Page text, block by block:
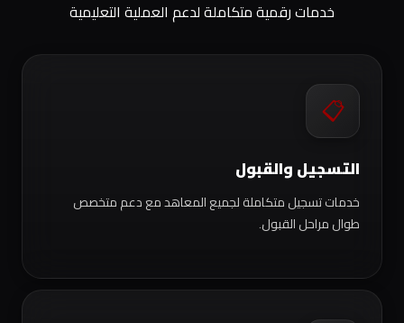
خدمات رقمية متكاملة لدعم العملية التعليمية
📋
التسجيل والقبول
خدمات تسجيل متكاملة لجميع المعاهد مع دعم متخصص
طوال مراحل القبول.